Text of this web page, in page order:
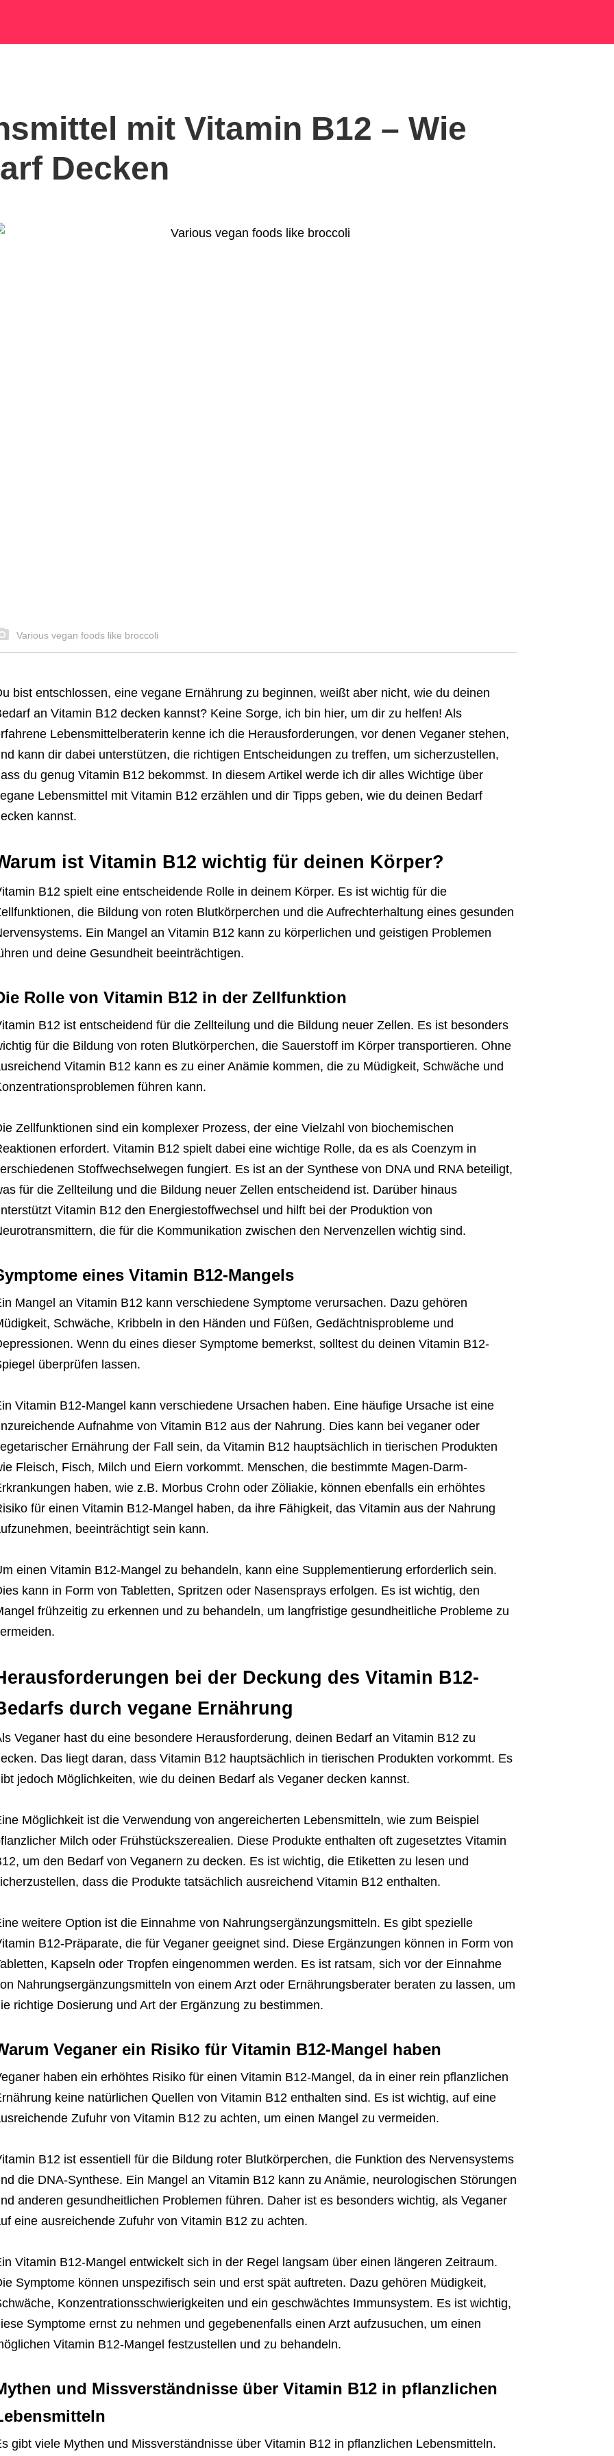
mit Vitamin B12 – Wie
Decken
Various vegan foods like broccoli
bist entschlossen, eine vegane Ernährung zu beginnen, weißt aber nicht, wie du deinen
an Vitamin B12 decken kannst? Keine Sorge, ich bin hier, um dir zu helfen! Als
Lebensmittelberaterin kenne ich die Herausforderungen, vor denen Veganer stehen,
kann dir dabei unterstützen, die richtigen Entscheidungen zu treffen, um sicherzustellen,
du genug Vitamin B12 bekommst. In diesem Artikel werde ich dir alles Wichtige über
Lebensmittel mit Vitamin B12 erzählen und dir Tipps geben, wie du deinen Bedarf
kannst.
ist Vitamin B12 wichtig für deinen Körper?
B12 spielt eine entscheidende Rolle in deinem Körper. Es ist wichtig für die
die Bildung von roten Blutkörperchen und die Aufrechterhaltung eines gesunden
Ein Mangel an Vitamin B12 kann zu körperlichen und geistigen Problemen
und deine Gesundheit beeinträchtigen.
Rolle von Vitamin B12 in der Zellfunktion
B12 ist entscheidend für die Zellteilung und die Bildung neuer Zellen. Es ist besonders
für die Bildung von roten Blutkörperchen, die Sauerstoff im Körper transportieren. Ohne
Vitamin B12 kann es zu einer Anämie kommen, die zu Müdigkeit, Schwäche und
führen kann.
Zellfunktionen sind ein komplexer Prozess, der eine Vielzahl von biochemischen
erfordert. Vitamin B12 spielt dabei eine wichtige Rolle, da es als Coenzym in
Stoffwechselwegen fungiert. Es ist an der Synthese von DNA und RNA beteiligt,
für die Zellteilung und die Bildung neuer Zellen entscheidend ist. Darüber hinaus
Vitamin B12 den Energiestoffwechsel und hilft bei der Produktion von
die für die Kommunikation zwischen den Nervenzellen wichtig sind.
eines Vitamin B12-Mangels
Mangel an Vitamin B12 kann verschiedene Symptome verursachen. Dazu gehören
Schwäche, Kribbeln in den Händen und Füßen, Gedächtnisprobleme und
Wenn du eines dieser Symptome bemerkst, solltest du deinen Vitamin B12-
überprüfen lassen.
Vitamin B12-Mangel kann verschiedene Ursachen haben. Eine häufige Ursache ist eine
Aufnahme von Vitamin B12 aus der Nahrung. Dies kann bei veganer oder
Ernährung der Fall sein, da Vitamin B12 hauptsächlich in tierischen Produkten
Fleisch, Fisch, Milch und Eiern vorkommt. Menschen, die bestimmte Magen-Darm-
haben, wie z.B. Morbus Crohn oder Zöliakie, können ebenfalls ein erhöhtes
für einen Vitamin B12-Mangel haben, da ihre Fähigkeit, das Vitamin aus der Nahrung
beeinträchtigt sein kann.
einen Vitamin B12-Mangel zu behandeln, kann eine Supplementierung erforderlich sein.
kann in Form von Tabletten, Spritzen oder Nasensprays erfolgen. Es ist wichtig, den
frühzeitig zu erkennen und zu behandeln, um langfristige gesundheitliche Probleme zu
bei der Deckung des Vitamin B12-
durch vegane Ernährung
Veganer hast du eine besondere Herausforderung, deinen Bedarf an Vitamin B12 zu
Das liegt daran, dass Vitamin B12 hauptsächlich in tierischen Produkten vorkommt. Es
jedoch Möglichkeiten, wie du deinen Bedarf als Veganer decken kannst.
Möglichkeit ist die Verwendung von angereicherten Lebensmitteln, wie zum Beispiel
Milch oder Frühstückszerealien. Diese Produkte enthalten oft zugesetztes Vitamin
um den Bedarf von Veganern zu decken. Es ist wichtig, die Etiketten zu lesen und
dass die Produkte tatsächlich ausreichend Vitamin B12 enthalten.
weitere Option ist die Einnahme von Nahrungsergänzungsmitteln. Es gibt spezielle
B12-Präparate, die für Veganer geeignet sind. Diese Ergänzungen können in Form von
Kapseln oder Tropfen eingenommen werden. Es ist ratsam, sich vor der Einnahme
Nahrungsergänzungsmitteln von einem Arzt oder Ernährungsberater beraten zu lassen, um
richtige Dosierung und Art der Ergänzung zu bestimmen.
Veganer ein Risiko für Vitamin B12-Mangel haben
haben ein erhöhtes Risiko für einen Vitamin B12-Mangel, da in einer rein pflanzlichen
keine natürlichen Quellen von Vitamin B12 enthalten sind. Es ist wichtig, auf eine
Zufuhr von Vitamin B12 zu achten, um einen Mangel zu vermeiden.
B12 ist essentiell für die Bildung roter Blutkörperchen, die Funktion des Nervensystems
die DNA-Synthese. Ein Mangel an Vitamin B12 kann zu Anämie, neurologischen Störungen
anderen gesundheitlichen Problemen führen. Daher ist es besonders wichtig, als Veganer
eine ausreichende Zufuhr von Vitamin B12 zu achten.
Vitamin B12-Mangel entwickelt sich in der Regel langsam über einen längeren Zeitraum.
Symptome können unspezifisch sein und erst spät auftreten. Dazu gehören Müdigkeit,
Konzentrationsschwierigkeiten und ein geschwächtes Immunsystem. Es ist wichtig,
Symptome ernst zu nehmen und gegebenenfalls einen Arzt aufzusuchen, um einen
Vitamin B12-Mangel festzustellen und zu behandeln.
und Missverständnisse über Vitamin B12 in pflanzlichen
gibt viele Mythen und Missverständnisse über Vitamin B12 in pflanzlichen Lebensmitteln.